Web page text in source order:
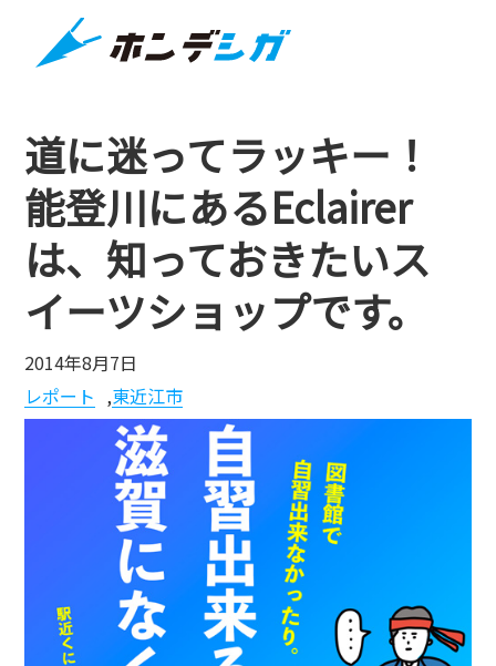
道に迷ってラッキー！
能登川にあるEclairer
は、知っておきたいス
イーツショップです。
2014年8月7日
レポート ,東近江市